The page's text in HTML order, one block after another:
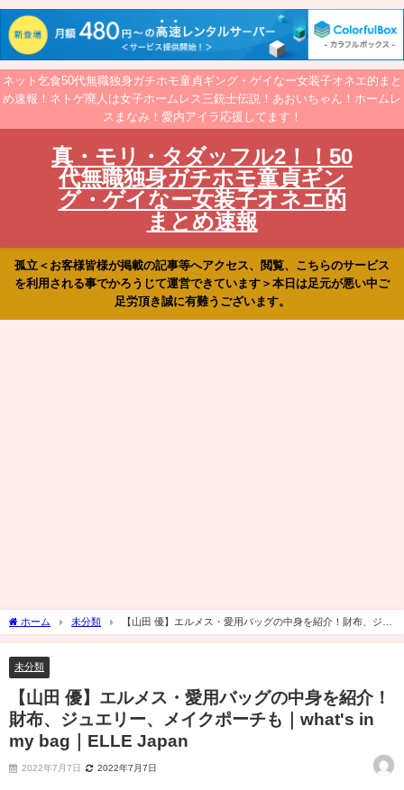
ネット乞食50代無職独身ガチホモ童貞ギング・ゲイなー女装子オネエ的まと
め速報！ネトゲ廃人は女子ホームレス三銃士伝説！あおいちゃん！ホームレ
スまなみ！愛内アイラ応援してます！
真・モリ・タダッフル2！！50
代無職独身ガチホモ童貞ギン
グ・ゲイなー女装子オネエ的
まとめ速報
孤立＜お客様皆様が掲載の記事等へアクセス、閲覧、こちらのサービス
を利用される事でかろうじて運営できています＞本日は足元が悪い中ご
足労頂き誠に有難うございます。
ホーム 未分類
【山田 優】エルメス・愛用バッグの中身を紹介！財布、ジュ
エリー、メイクポーチも｜what's in my bag｜ELLE Japan
未分類
【山田 優】エルメス・愛用バッグの中身を紹介！
財布、ジュエリー、メイクポーチも｜what's in
my bag｜ELLE Japan
2022年7月7日 2022年7月7日